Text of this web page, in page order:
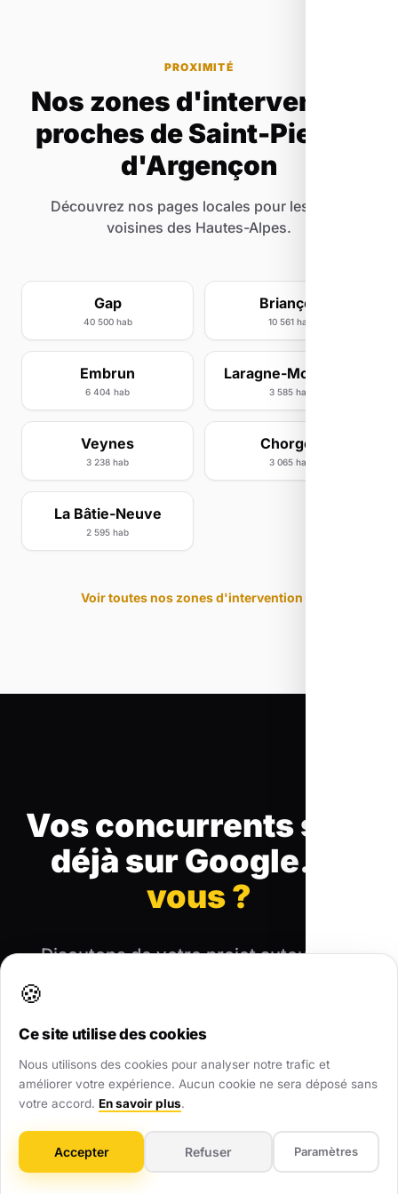
PROXIMITÉ
Nos zones d'intervention
proches de Saint-Pierre-
d'Argençon
Découvrez nos pages locales pour les villes
voisines des Hautes-Alpes.
Gap
40 500 hab
Briançon
10 561 hab
Embrun
6 404 hab
Laragne-Montéglin
3 585 hab
Veynes
3 238 hab
Chorges
3 065 hab
La Bâtie-Neuve
2 595 hab
Voir toutes nos zones d'intervention
Vos concurrents sont
déjà sur Google.
vous ?
Discutons de votre projet autour d'un
Demander un Audit Gratuit
🍪
Ce site utilise des cookies
Nous utilisons des cookies pour analyser notre trafic et
améliorer votre expérience. Aucun cookie ne sera déposé sans
votre accord. En savoir plus.
Accepter Refuser Paramètres